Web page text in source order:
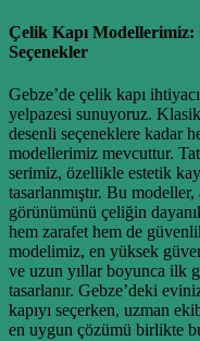
Çelik Kapı Modellerimiz:
Seçenekler
Gebze’de çelik kapı
yelpazesi sunuyoruz.
desenli seçeneklere kadar
modellerimiz mevcuttur.
serimiz, özellikle estetik
tasarlanmıştır. Bu modeller,
görünümünü çeliğin
hem zarafet hem de
modelimiz, en yüksek
ve uzun yıllar boyunca ilk
tasarlanır. Gebze’deki
kapıyı seçerken, uzman
en uygun çözümü birlikte